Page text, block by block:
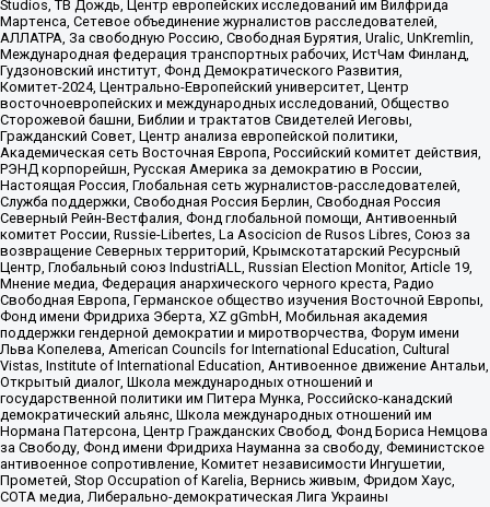
Studios, ТВ Дождь, Центр европейских исследований им Вилфрида
Мартенса, Сетевое объединение журналистов расследователей,
АЛЛАТРА, За свободную Россию, Свободная Бурятия, Uralic, UnKremlin,
Международная федерация транспортных рабочих, ИстЧам Финланд,
Гудзоновский институт, Фонд Демократического Развития,
Комитет-2024, Центрально-Европейский университет, Центр
восточноевропейских и международных исследований, Общество
Сторожевой башни, Библии и трактатов Свидетелей Иеговы,
Гражданский Совет, Центр анализа европейской политики,
Академическая сеть Восточная Европа, Российский комитет действия,
РЭНД корпорейшн, Русская Америка за демократию в России,
Настоящая Россия, Глобальная сеть журналистов-расследователей,
Служба поддержки, Свободная Россия Берлин, Свободная Россия
Северный Рейн-Вестфалия, Фонд глобальной помощи, Антивоенный
комитет России, Russie-Libertes, La Asocicion de Rusos Libres, Союз за
возвращение Северных территорий, Крымскотатарский Ресурсный
Центр, Глобальный союз IndustriALL, Russian Election Monitor, Article 19,
Мнение медиа, Федерация анархического черного креста, Радио
Свободная Европа, Германское общество изучения Восточной Европы,
Фонд имени Фридриха Эберта, XZ gGmbH, Мобильная академия
поддержки гендерной демократии и миротворчества, Форум имени
Льва Копелева, American Councils for International Education, Cultural
Vistas, Institute of International Education, Антивоенное движение Антальи,
Открытый диалог, Школа международных отношений и
государственной политики им Питера Мунка, Российско-канадский
демократический альянс, Школа международных отношений им
Нормана Патерсона, Центр Гражданских Свобод, Фонд Бориса Немцова
за Свободу, Фонд имени Фридриха Науманна за свободу, Феминистское
антивоенное сопротивление, Комитет независимости Ингушетии,
Прометей, Stop Occupation of Karelia, Вернись живым, Фридом Хаус,
СОТА медиа, Либерально-демократическая Лига Украины